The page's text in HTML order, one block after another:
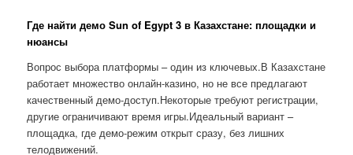
Где найти демо Sun of Egypt 3 в Казахстане: площадки и
нюансы
Вопрос выбора платформы – один из ключевых.В Казахстане
работает множество онлайн-казино, но не все предлагают
качественный демо-доступ.Некоторые требуют регистрации,
другие ограничивают время игры.Идеальный вариант –
площадка, где демо-режим открыт сразу, без лишних
телодвижений.